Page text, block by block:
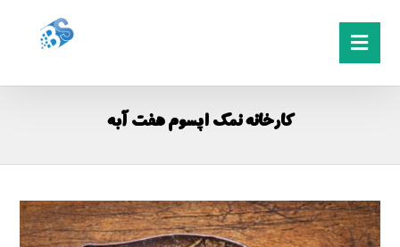
کارخانه نمک اپسوم هفت آبه